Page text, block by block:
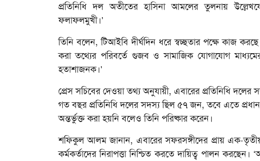
প্রতিনিধি দল অতীতের হাসিনা আমলের তুলনায়
ফলাফলমুখী।’
তিনি বলেন, টিআইবি দীর্ঘদিন ধরে স্বচ্ছতার পক্ষে কাজ
করা তথ্যের পরিবর্তে গুজব ও সামাজিক যোগাযোগ
হতাশাজনক।’
প্রেস সচিবের দেওয়া তথ্য অনুযায়ী, এবারের প্রতিনিধি
গত বছর প্রতিনিধি দলের সদস্য ছিল ৫৭ জন, তবে এতে প্রধান
অন্তর্ভুক্ত করা হয়নি বলেও তিনি পরিষ্কার করেন।
শফিকুল আলম জানান, এবারের সফরসঙ্গীদের প্রায় এক-
কর্মকর্তাদের নিরাপত্তা নিশ্চিত করতে দায়িত্ব পালন